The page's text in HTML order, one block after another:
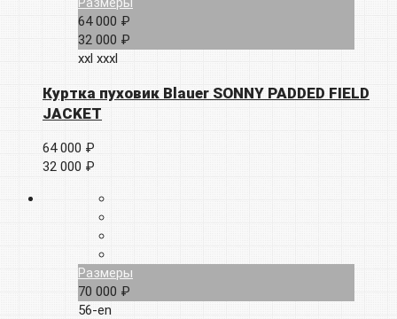
64 000 ₽
32 000 ₽
xxl xxxl
Куртка пуховик Blauer SONNY PADDED FIELD
JACKET
64 000 ₽
32 000 ₽
Размеры
70 000 ₽
56-en